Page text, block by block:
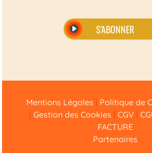
S'ABONNER
Mentions Légales
Politique de
Gestion des Cookies CGV
FACTURE
Partenaires